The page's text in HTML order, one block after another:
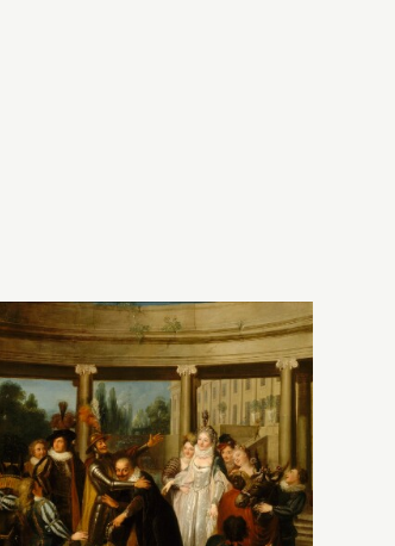
Ce manoir duxviiiesiècle fut
la résidence de Couture de
1869 à sa mort. Il avait
installé son atelier dans les
communs.